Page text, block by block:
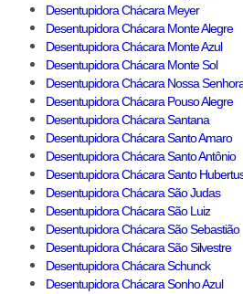
Desentupidora Chácara Meyer
Desentupidora Chácara Monte Alegre
Desentupidora Chácara Monte Azul
Desentupidora Chácara Monte Sol
Desentupidora Chácara Nossa
Desentupidora Chácara Pouso Alegre
Desentupidora Chácara Santana
Desentupidora Chácara Santo Amaro
Desentupidora Chácara Santo Antônio
Desentupidora Chácara Santo
Desentupidora Chácara São Judas
Desentupidora Chácara São Luiz
Desentupidora Chácara São Sebastião
Desentupidora Chácara São Silvestre
Desentupidora Chácara Schunck
Desentupidora Chácara Sonho Azul